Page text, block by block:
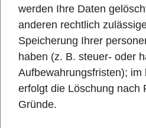
werden Ihre Daten
anderen rechtlich
Speicherung Ihrer
haben (z. B. steuer- oder
Aufbewahrungsfristen); im
erfolgt die Löschung nach
Gründe.